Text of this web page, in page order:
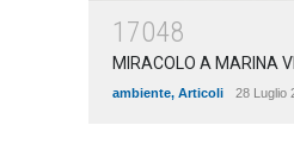
17048
MIRACOLO A MARINA
ambiente, Articoli 28 Luglio